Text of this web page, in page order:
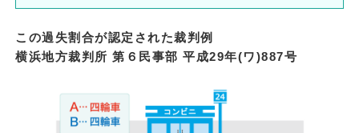
この過失割合が認定された裁判例
横浜地方裁判所 第６民事部 平成29年(ワ)887号